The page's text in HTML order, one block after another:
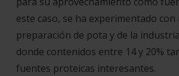
este caso, se ha experimentado con
preparación de pota y de la
donde contenidos entre 14 y 20%
fuentes proteicas interesantes.